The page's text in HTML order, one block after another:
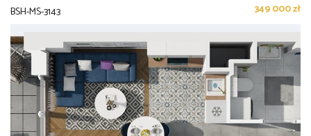
BSH-MS-3143 349 000 zł